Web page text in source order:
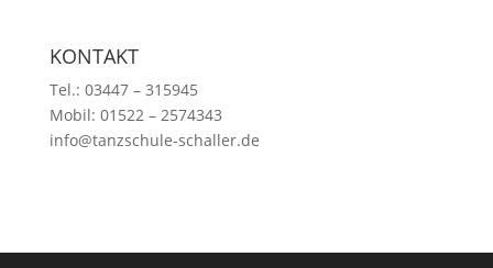
KONTAKT
Tel.: 03447 – 315945
Mobil: 01522 – 2574343
info@tanzschule-schaller.de